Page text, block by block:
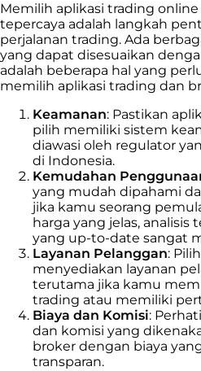
Memilih aplikasi trading
tepercaya adalah langkah
perjalanan trading. Ada
yang dapat disesuaikan
adalah beberapa hal yang
memilih aplikasi trading dan
Keamanan: Pastikan
pilih memiliki sistem
diawasi oleh regulator
di Indonesia.
Kemudahan
yang mudah dipahami
jika kamu seorang
harga yang jelas, analisis
yang up-to-date sangat
Layanan Pelanggan:
menyediakan layanan
terutama jika kamu
trading atau memiliki
Biaya dan Komisi:
dan komisi yang
broker dengan biaya
transparan.